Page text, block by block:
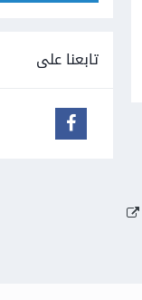
تابعنا على